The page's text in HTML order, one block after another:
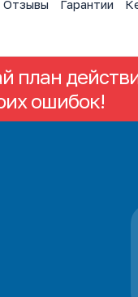
Отзывы Гарантии
план
ошибок!